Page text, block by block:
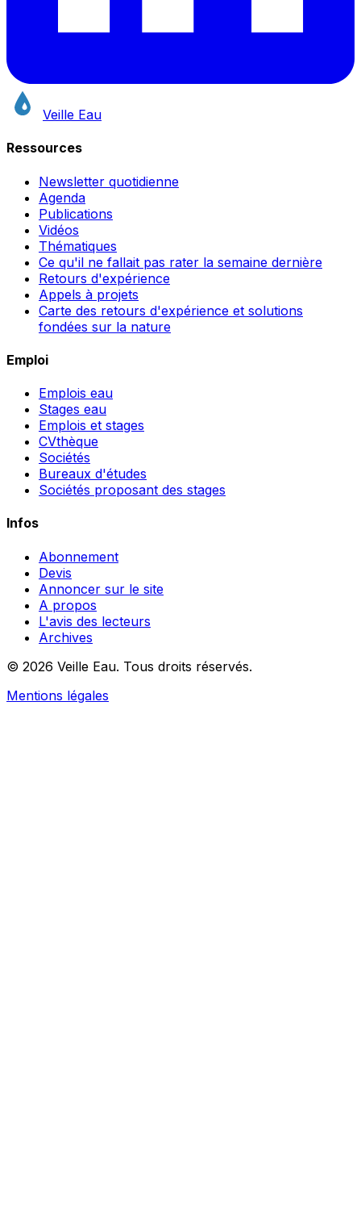
Veille Eau
Ressources
Newsletter quotidienne
Agenda
Publications
Vidéos
Thématiques
Ce qu'il ne fallait pas rater la semaine dernière
Retours d'expérience
Appels à projets
Carte des retours d'expérience et solutions
fondées sur la nature
Emploi
Emplois eau
Stages eau
Emplois et stages
CVthèque
Sociétés
Bureaux d'études
Sociétés proposant des stages
Infos
Abonnement
Devis
Annoncer sur le site
A propos
L'avis des lecteurs
Archives
© 2026 Veille Eau. Tous droits réservés.
Mentions légales